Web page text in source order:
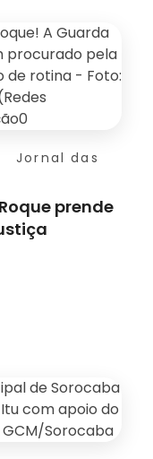
Jornal das
prende